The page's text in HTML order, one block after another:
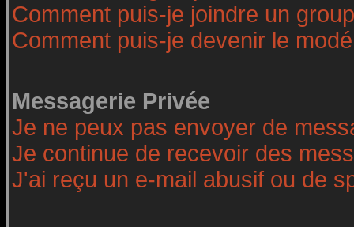
Comment puis-je joindre un
Comment puis-je devenir le
Messagerie Privée
Je ne peux pas envoyer de
Je continue de recevoir des
J'ai reçu un e-mail abusif ou de